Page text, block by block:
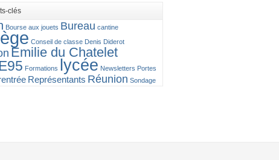
clés
Bourse aux jouets Bureau cantine
Conseil de classe Denis Diderot
Emilie du Chatelet
Formations lycée Newsletters Portes
Représentants Réunion Sondage